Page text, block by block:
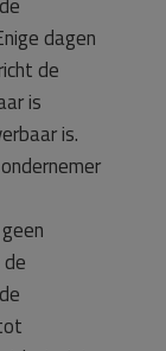
dagen
de
is
is.